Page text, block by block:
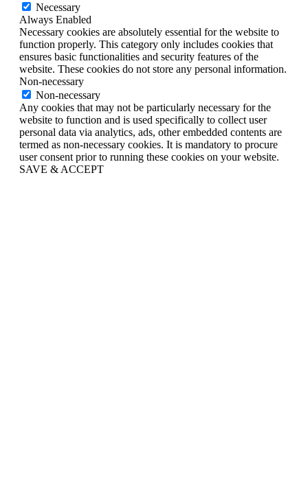
Necessary
Always Enabled
Necessary cookies are absolutely essential for the website to
function properly. This category only includes cookies that
ensures basic functionalities and security features of the
website. These cookies do not store any personal information.
Non-necessary
Non-necessary
Any cookies that may not be particularly necessary for the
website to function and is used specifically to collect user
personal data via analytics, ads, other embedded contents are
termed as non-necessary cookies. It is mandatory to procure
user consent prior to running these cookies on your website.
SAVE & ACCEPT